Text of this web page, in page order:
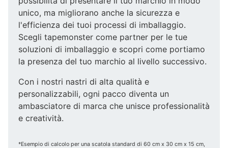
unico, ma migliorano anche la sicurezza e
l'efficienza dei tuoi processi di imballaggio.
Scegli tapemonster come partner per le tue
soluzioni di imballaggio e scopri come portiamo
la presenza del tuo marchio al livello successivo.
Con i nostri nastri di alta qualità e
personalizzabili, ogni pacco diventa un
ambasciatore di marca che unisce professionalità
e creatività.
*Esempio di calcolo per una scatola standard di 60 cm x 30 cm x 15 cm,